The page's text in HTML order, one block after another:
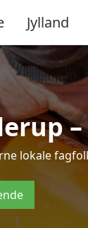
Jylland
lokale